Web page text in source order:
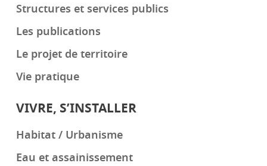
Structures et services publics
Les publications
Le projet de territoire
Vie pratique
VIVRE, S’INSTALLER
Habitat / Urbanisme
Eau et assainissement